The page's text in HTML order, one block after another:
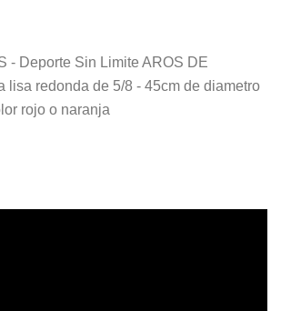
- Deporte Sin Limite AROS DE
lisa redonda de 5/8 - 45cm de diametro
rojo o naranja